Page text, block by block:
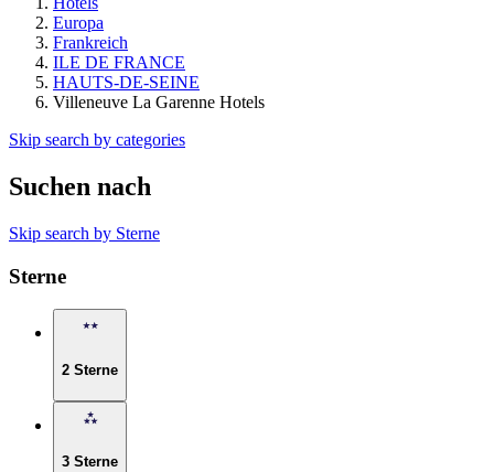
Europa
Frankreich
ILE DE FRANCE
HAUTS-DE-SEINE
Villeneuve La Garenne Hotels
Skip search by categories
Suchen nach
Skip search by Sterne
Sterne
2 Sterne
3 Sterne